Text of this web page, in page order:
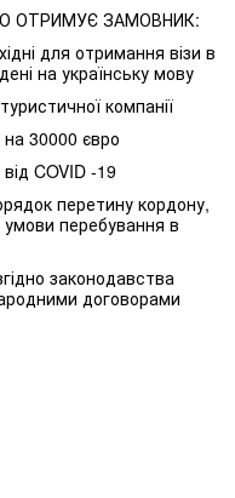
ОТРИМУЄ ЗАМОВНИК:
для отримання візи в
на українську мову
компанії
на 30000 євро
COVID -19
перетину кордону,
умови перебування в
законодавства
договорами